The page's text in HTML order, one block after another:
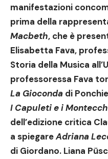
manifestazioni
prima della
Macbeth, che è
Elisabetta Fava,
Storia della Musica
professoressa Fava
La Gioconda di
I Capuleti e i
dell’edizione critica
a spiegareAdriana
di Giordano. Liana